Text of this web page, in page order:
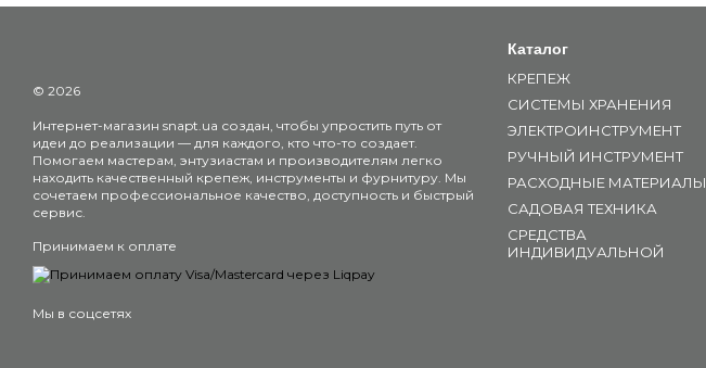
© 2026
Интернет-магазин snapt.ua создан, чтобы упростить путь от
идеи до реализации — для каждого, кто что-то создает.
Помогаем мастерам, энтузиастам и производителям легко
находить качественный крепеж, инструменты и фурнитуру. Мы
сочетаем профессиональное качество, доступность и быстрый
сервис.
Принимаем к оплате
Мы в соцсетях
Каталог
КРЕПЕЖ
СИСТЕМЫ ХРАНЕНИЯ
ЭЛЕКТРОИНСТРУМЕНТ
РУЧНЫЙ ИНСТРУМЕНТ
РАСХОДНЫЕ МАТЕРИАЛЫ
САДОВАЯ ТЕХНИКА
СРЕДСТВА
ИНДИВИДУАЛЬНОЙ